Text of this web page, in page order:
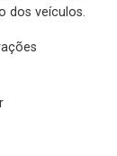
dos veículos.